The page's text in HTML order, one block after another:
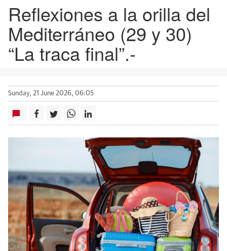
Reflexiones a la orilla del
Mediterráneo (29 y 30)
“La traca final”.-
Sunday, 21 June 2026, 06:05